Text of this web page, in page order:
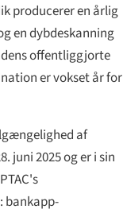
producerer en årlig
en dybdeskanning
offentliggjorte
er vokset år for
af
juni 2025 og er i sin
bankapp-